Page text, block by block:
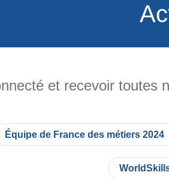
des
et recevoir toutes
Équipe de France des métiers 2024